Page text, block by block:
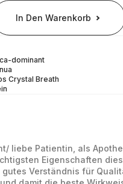
In Den Warenkorb
dominant
Crystal Breath
liebe Patientin, als
Eigenschaften
gutes Verständnis für